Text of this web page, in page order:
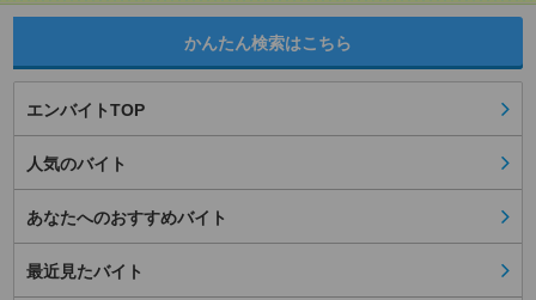
かんたん検索はこちら
エンバイトTOP
人気のバイト
あなたへのおすすめバイト
最近見たバイト